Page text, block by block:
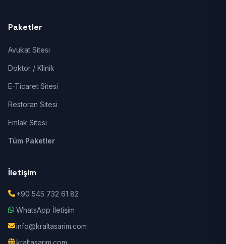
Paketler
Avukat Sitesi
Doktor / Klinik
E-Ticaret Sitesi
Restoran Sitesi
Emlak Sitesi
Tüm Paketler
İletişim
+90 545 732 61 82
WhatsApp İletişim
info@kraltasarim.com
kraltasarim.com